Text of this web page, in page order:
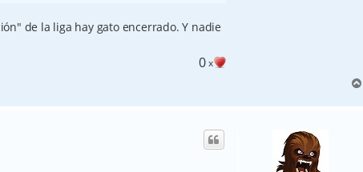
de la liga hay gato encerrado. Y nadie
0x